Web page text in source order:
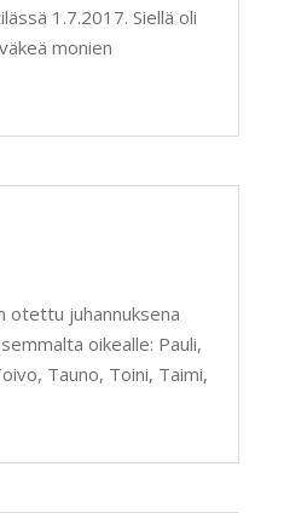
1.7.2017. Siellä oli
monien
otettu juhannuksena
oikealle: Pauli,
Tauno, Toini, Taimi,